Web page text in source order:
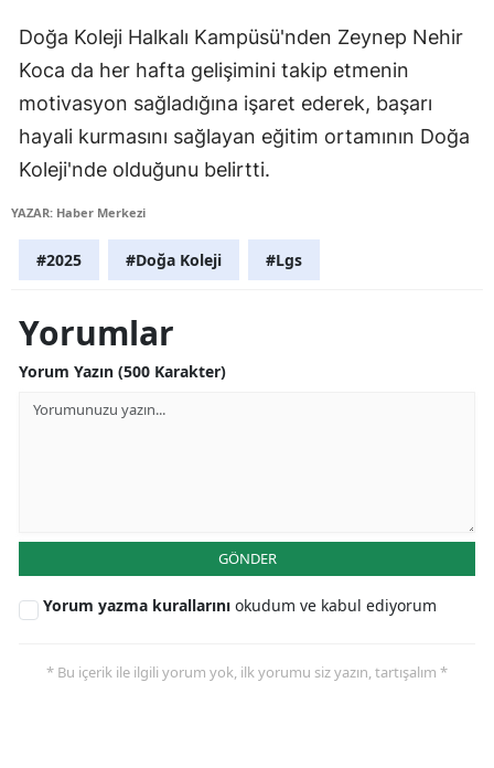
Doğa Koleji Halkalı Kampüsü'nden Zeynep Nehir
Koca da her hafta gelişimini takip etmenin
motivasyon sağladığına işaret ederek, başarı
hayali kurmasını sağlayan eğitim ortamının Doğa
Koleji'nde olduğunu belirtti.
YAZAR: Haber Merkezi
#2025 #Doğa Koleji #Lgs
Yorumlar
Yorum Yazın (500 Karakter)
GÖNDER
Yorum yazma kurallarını okudum ve kabul ediyorum
* Bu içerik ile ilgili yorum yok, ilk yorumu siz yazın, tartışalım *